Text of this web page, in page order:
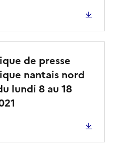
de presse
nantais nord
lundi 8 au 18